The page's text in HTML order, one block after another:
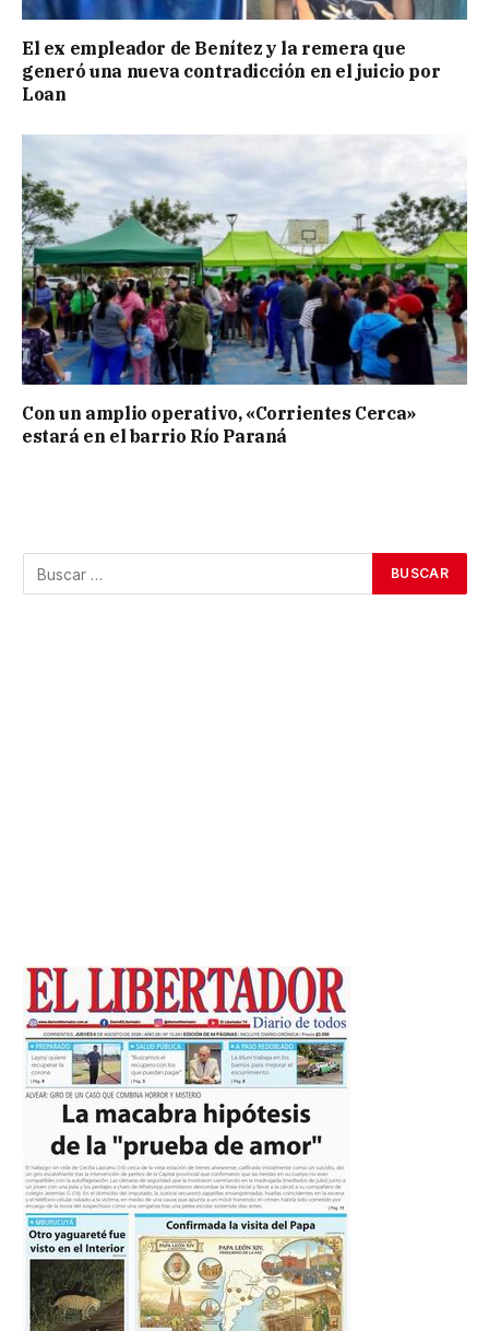
El ex empleador de Benítez y la remera que
generó una nueva contradicción en el juicio por
Loan
Con un amplio operativo, «Corrientes Cerca»
estará en el barrio Río Paraná